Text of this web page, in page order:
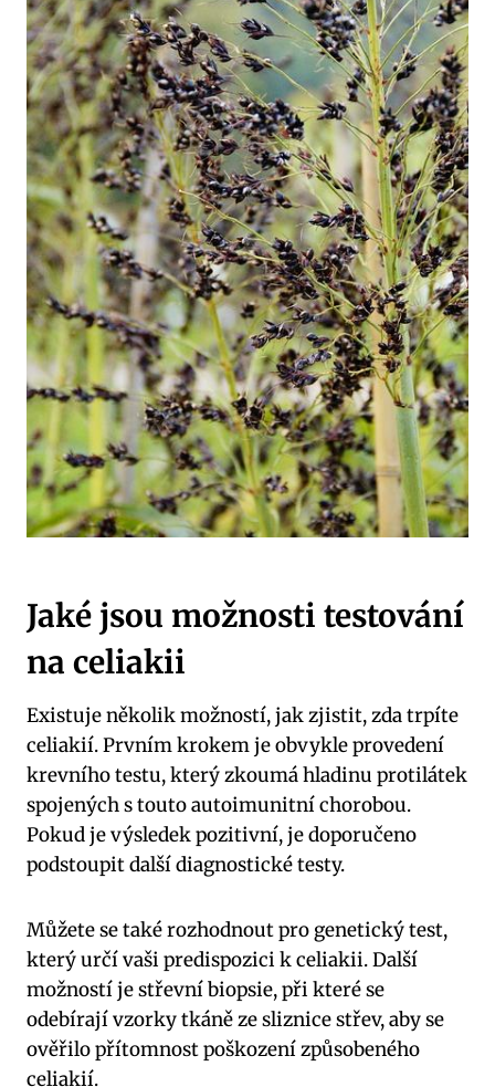
Jaké jsou možnosti testování
na celiakii
Existuje několik možností, jak zjistit, zda trpíte
celiakií. Prvním krokem je obvykle provedení
krevního testu, který zkoumá hladinu protilátek
spojených s touto autoimunitní chorobou.
Pokud je výsledek pozitivní, je doporučeno
podstoupit další diagnostické testy.
Můžete se také rozhodnout pro genetický test,
který určí vaši predispozici k celiakii. Další
možností je střevní biopsie, při které se
odebírají vzorky tkáně ze sliznice střev, aby se
ověřilo přítomnost poškození způsobeného
celiakií.